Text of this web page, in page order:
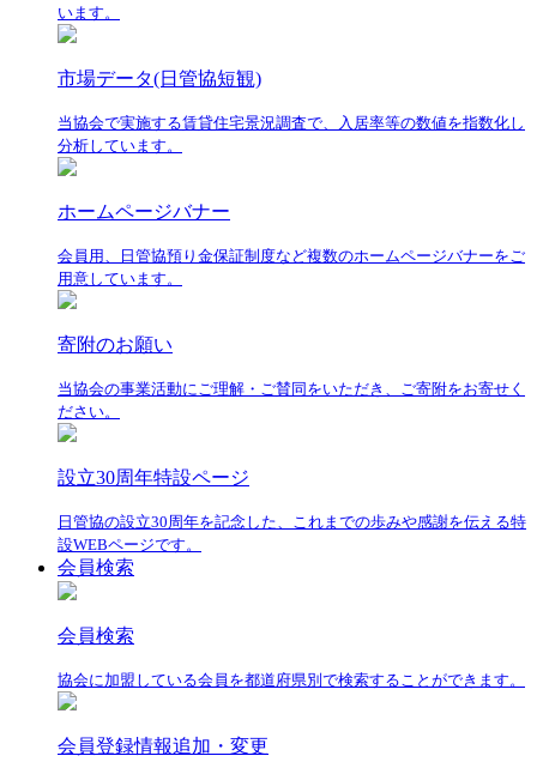
います。
市場データ(日管協短観)
当協会で実施する賃貸住宅景況調査で、入居率等の数値を指数化し
分析しています。
ホームページバナー
会員用、日管協預り金保証制度など複数のホームページバナーをご
用意しています。
寄附のお願い
当協会の事業活動にご理解・ご賛同をいただき、ご寄附をお寄せく
ださい。
設立30周年特設ページ
日管協の設立30周年を記念した、これまでの歩みや感謝を伝える特
設WEBページです。
会員検索
会員検索
協会に加盟している会員を都道府県別で検索することができます。
会員登録情報追加・変更